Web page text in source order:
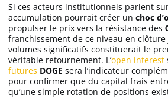
Si ces acteurs institutionnels parient
accumulation pourrait créer un choc
propulser le prix vers la résistance des
franchissement de ce niveau en
volumes significatifs constituerait le
véritable retournement. L’open interest
futures DOGE sera l’indicateur
pour confirmer que du capital frais
qu’une simple rotation de positions